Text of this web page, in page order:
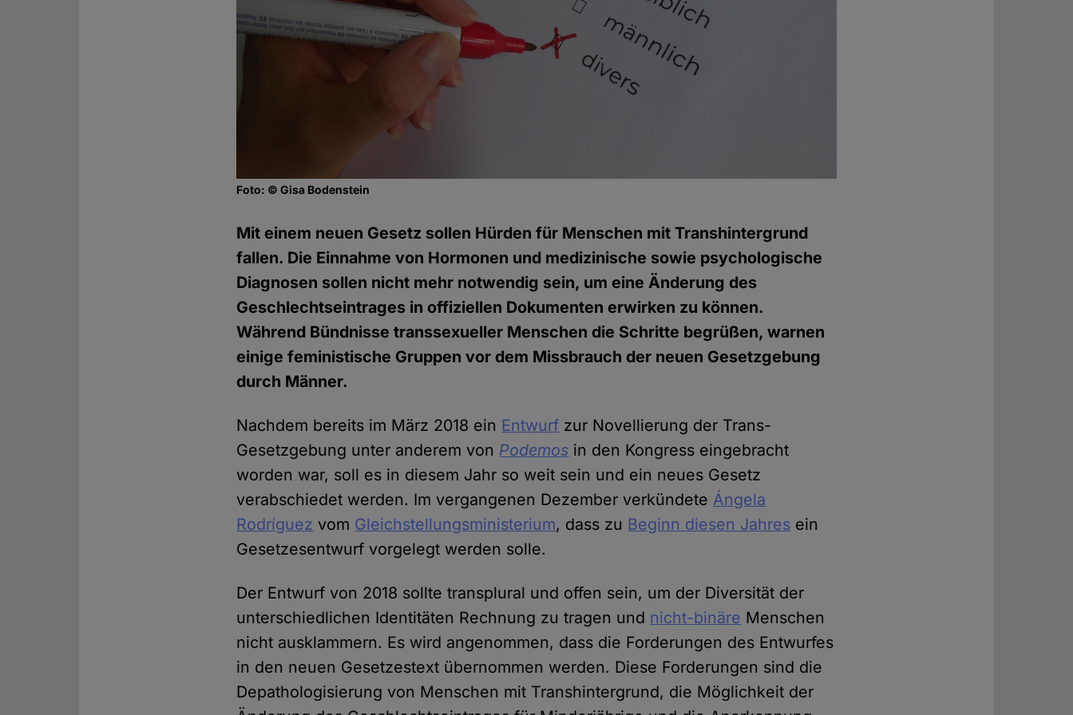
Foto: © Gisa Bodenstein
Mit einem neuen Gesetz sollen Hürden für Menschen mit Transhintergrund
fallen. Die Einnahme von Hormonen und medizinische sowie psychologische
Diagnosen sollen nicht mehr notwendig sein, um eine Änderung des
Geschlechtseintrages in offiziellen Dokumenten erwirken zu können.
Während Bündnisse transsexueller Menschen die Schritte begrüßen, warnen
einige feministische Gruppen vor dem Missbrauch der neuen Gesetzgebung
durch Männer.
Nachdem bereits im März 2018 ein Entwurf zur Novellierung der Trans-
Gesetzgebung unter anderem von Podemos in den Kongress eingebracht
worden war, soll es in diesem Jahr so weit sein und ein neues Gesetz
verabschiedet werden. Im vergangenen Dezember verkündeteÁngela
Rodríguez vom Gleichstellungsministerium, dass zu Beginn diesen Jahres ein
Gesetzesentwurf vorgelegt werden solle.
Der Entwurf von 2018 sollte transplural und offen sein, um der Diversität der
unterschiedlichen Identitäten Rechnung zu tragen und nicht-binäre Menschen
nicht ausklammern. Es wird angenommen, dass die Forderungen des Entwurfes
in den neuen Gesetzestext übernommen werden. Diese Forderungen sind die
Depathologisierung von Menschen mit Transhintergrund, die Möglichkeit der